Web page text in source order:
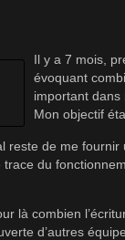
Il y a 7 mois,
évoquant
important dans
Mon objectif
reste de me
du
là combien
d’autres